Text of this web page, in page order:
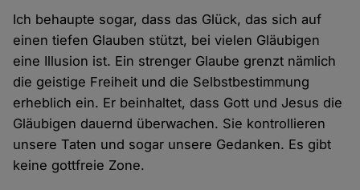
Ich behaupte sogar, dass das Glück, das sich auf
einen tiefen Glauben stützt, bei vielen Gläubigen
eine Illusion ist. Ein strenger Glaube grenzt nämlich
die geistige Freiheit und die Selbstbestimmung
erheblich ein. Er beinhaltet, dass Gott und Jesus die
Gläubigen dauernd überwachen. Sie kontrollieren
unsere Taten und sogar unsere Gedanken. Es gibt
keine gottfreie Zone.